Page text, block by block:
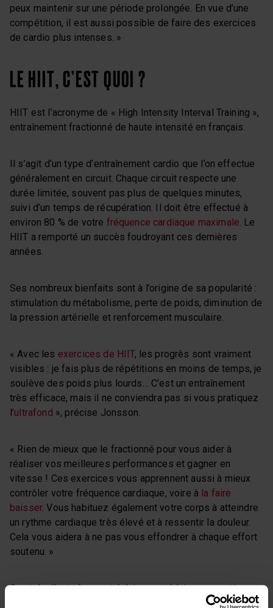
peux maintenir sur une période prolongée. En vue d’une
compétition, il est aussi possible de faire des exercices
de cardio plus intenses. »
LE HIIT, C’EST QUOI ?
HIIT est l’acronyme de « High Intensity Interval Training »,
entraînement fractionné de haute intensité en français.
Il s’agit d’un type d’entraînement cardio que l’on effectue
généralement en circuit. Chaque circuit respecte une
durée limitée, souvent pas plus de quelques minutes,
suivi d’un temps de récupération. Il doit être effectué à
environ 80 % de votre fréquence cardiaque maximale. Le
HIIT a remporté un succès foudroyant ces dernières
années.
Ses nombreux bienfaits sont à l’origine de sa popularité :
stimulation du métabolisme, perte de poids, diminution de
la pression artérielle et renforcement musculaire.
« Avec les exercices de HIIT, les progrès sont vraiment
visibles : je fais plus de répétitions en moins de temps, je
soulève des poids plus lourds… C’est un entraînement
très efficace, mais il ne conviendra pas si vous pratiquez
l’ultrafond », précise Jonsson.
« Rien de mieux que le fractionné pour vous aider à
réaliser vos meilleures performances et gagner en
vitesse ! Ces exercices vous apprennent aussi à mieux
contrôler votre fréquence cardiaque, voire à la faire
baisser. Vous habituez également votre corps à atteindre
un rythme cardiaque très élevé et à ressentir la douleur.
Cela vous aidera à ne pas vous effondrer à chaque effort
soutenu. »
Ce style d’entraînement éclair a su séduire ses partisans
grâce aux résultats qu’il promet, mais aussi parce qu’il est